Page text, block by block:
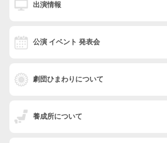
出演情報
公演 イベント 発表会
劇団ひまわりについて
養成所について